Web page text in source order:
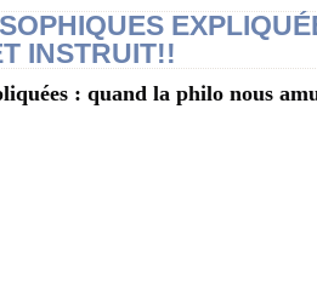
INSTRUIT!!